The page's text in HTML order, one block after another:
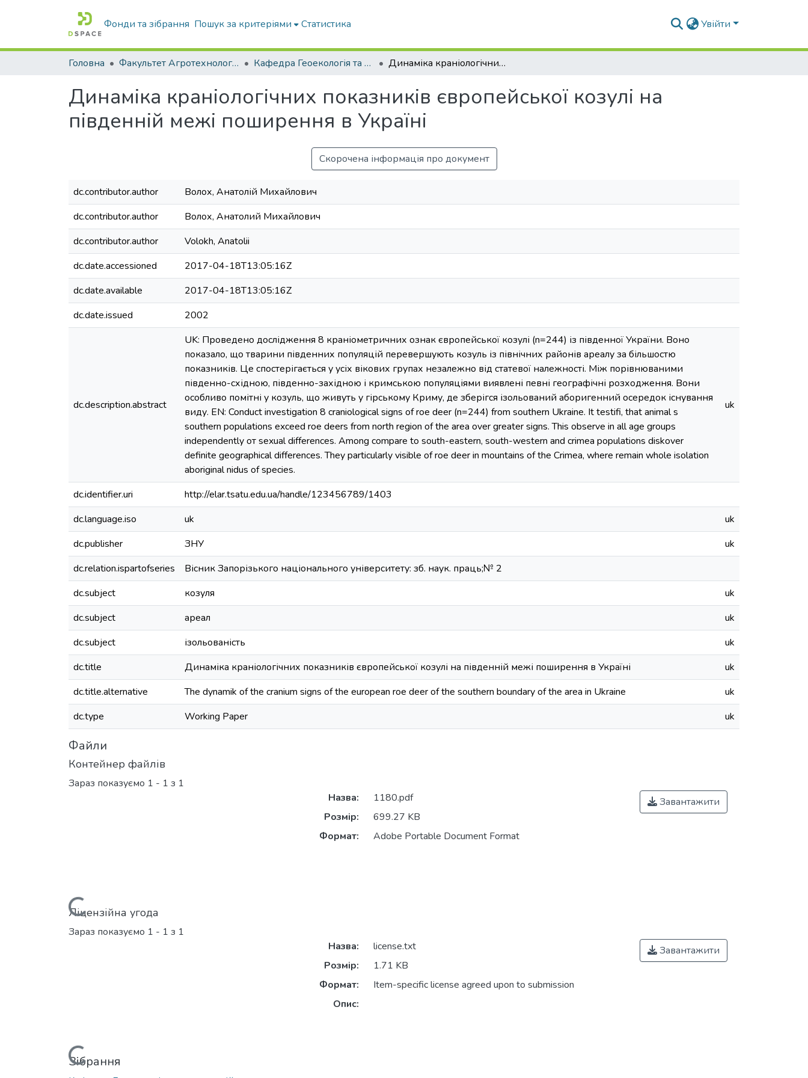
Фонди та зібрання Пошук за критеріями Статистика Увійти
Головна Факультет Агротехнологій та екології Кафедра Геоекологія та землеустрій Динаміка краніологічних показників європейської козулі на південній межі поширення в Україні
Динаміка краніологічних показників європейської козулі на
південній межі поширення в Україні
Скорочена інформація про документ
dc.contributor.author
Волох, Анатолій Михайлович
dc.contributor.author
Волох, Анатолий Михайлович
dc.contributor.author
Volokh, Anatolii
dc.date.accessioned
2017-04-18T13:05:16Z
dc.date.available
2017-04-18T13:05:16Z
dc.date.issued
2002
dc.description.abstract
UK: Проведено дослідження 8 краніометричних ознак європейської козулі (n=244) із південної України. Воно
показало, що тварини південних популяцій перевершують козуль із північних районів ареалу за більшостю
показників. Це спостерігається у усіх вікових групах незалежно від статевої належності. Між порівнюваними
південно-східною, південно-західною і кримською популяціями виявлені певні географічні розходження. Вони
особливо помітні у козуль, що живуть у гірському Криму, де зберігся ізольований аборигенний осередок існування
виду. EN: Conduct investigation 8 craniological signs of roe deer (n=244) from southern Ukraine. It testifi, that animal s
southern populations exceed roe deers from north region of the area over greater signs. This observe in all age groups
independently от sexual differences. Among compare to south-eastern, south-western and crimea populations diskover
definite geographiсal differences. They particularly visible of roe deer in mountains of the Crimea, where remain whole isolation
aboriginal nidus of species.
uk
dc.identifier.uri
http://elar.tsatu.edu.ua/handle/123456789/1403
dc.language.iso
uk
uk
dc.publisher
ЗНУ
uk
dc.relation.ispartofseries
Вісник Запорізького національного університету: зб. наук. праць;№ 2
dc.subject
козуля
uk
dc.subject
ареал
uk
dc.subject
ізольованість
uk
dc.title
Динаміка краніологічних показників європейської козулі на південній межі поширення в Україні
uk
dc.title.alternative
Тhe dynamik of the cranium signs of the european roe deer of the southern boundary of the area in Ukraine
uk
dc.type
Working Paper uk
Файли
Контейнер файлів
Зараз показуємо 1 - 1 з 1
Вантажиться...
Назва:
1180.pdf
Розмір:
699.27 KB
Формат:
Adobe Portable Document Format
Завантажити
Ліцензійна угода
Зараз показуємо 1 - 1 з 1
Вантажиться...
Назва:
license.txt
Розмір:
1.71 KB
Формат:
Item-specific license agreed upon to submission
Опис:
Завантажити
Зібрання